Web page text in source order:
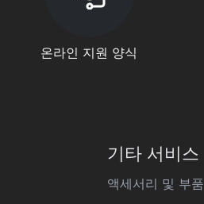
온라인 지원 양식
기타 서비스
액세서리 및 부품